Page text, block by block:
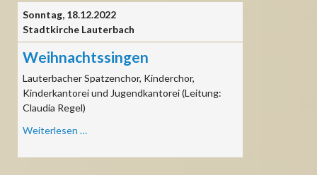
Sonntag, 18.12.2022
Stadtkirche Lauterbach
Weihnachtssingen
Lauterbacher Spatzenchor, Kinderchor,
Kinderkantorei und Jugendkantorei (Leitung:
Claudia Regel)
Weiterlesen …